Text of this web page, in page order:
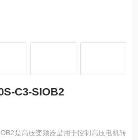
C3-SIOB2
是高压变频器是用于控制高压电机转